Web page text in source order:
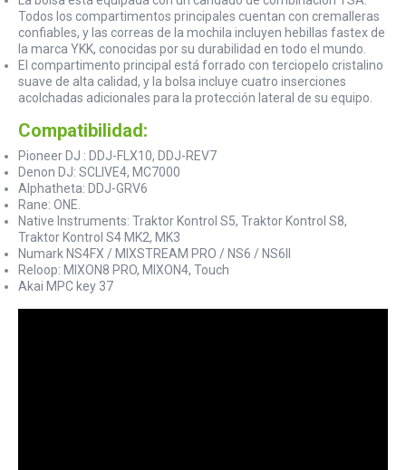
Todos los compartimentos principales cuentan con cremalleras
confiables, y las correas de la mochila incluyen hebillas fastex de
la marca YKK, conocidas por su durabilidad en todo el mundo.
El compartimento principal está forrado con terciopelo cristalino
suave de alta calidad, y la bolsa incluye cuatro inserciones
acolchadas adicionales para la protección lateral de su equipo.
Compatibilidad:
Pioneer DJ : DDJ-FLX10, DDJ-REV7
Denon DJ: SCLIVE4, MC7000
Alphatheta: DDJ-GRV6
Rane: ONE.
Native Instruments: Traktor Kontrol S5, Traktor Kontrol S8,
Traktor Kontrol S4 MK2, MK3
Numark NS4FX / MIXSTREAM PRO / NS6 / NS6II
Reloop: MIXON8 PRO, MIXON4, Touch
Akai MPC key 37